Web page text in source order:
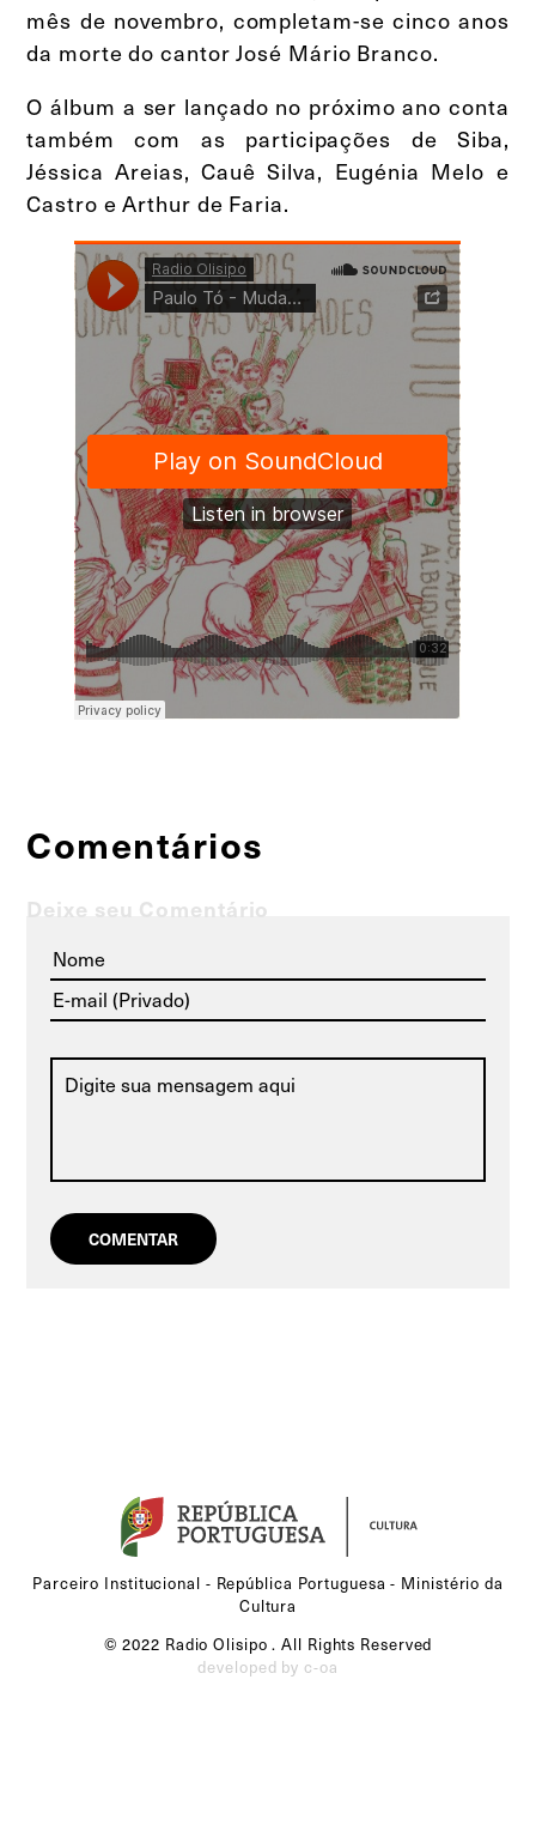
mês de novembro, completam-se cinco anos
da morte do cantor José Mário Branco.
O álbum a ser lançado no próximo ano conta
também com as participações de Siba,
Jéssica Areias, Cauê Silva, Eugénia Melo e
Castro e Arthur de Faria.
Comentários
Deixe seu Comentário
Parceiro Institucional - República Portuguesa - Ministério da
Cultura
© 2022 Radio Olisipo . All Rights Reserved
developed by c-oa